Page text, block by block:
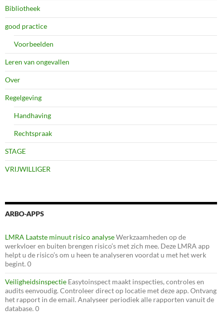
Bibliotheek
good practice
Voorbeelden
Leren van ongevallen
Over
Regelgeving
Handhaving
Rechtspraak
STAGE
VRIJWILLIGER
ARBO-APPS
LMRA Laatste minuut risico analyseWerkzaamheden op de
werkvloer en buiten brengen risico’s met zich mee. Deze LMRA app
helpt u de risico’s om u heen te analyseren voordat u met het werk
begint. 0
Veiligheidsinspectie Easytoinspect maakt inspecties, controles en
audits eenvoudig. Controleer direct op locatie met deze app. Ontvang
het rapport in de email. Analyseer periodiek alle rapporten vanuit de
database. 0